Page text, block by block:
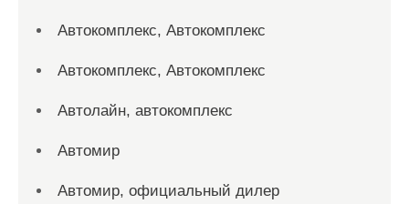
Автокомплекс, Автокомплекс
Автокомплекс, Автокомплекс
Автолайн, автокомплекс
Автомир
Автомир, официальный дилер